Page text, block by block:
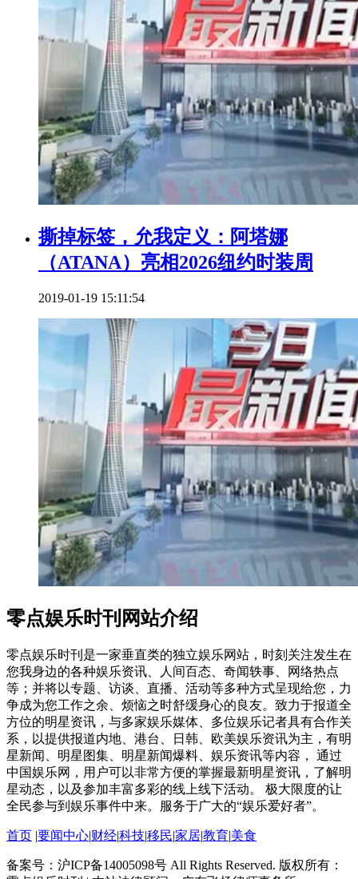
撕掉标签，允我定义：阿塔娜
（ATANA）亮相2026纽约时装周
2019-01-19 15:11:54
零点娱乐时刊网站介绍
零点娱乐时刊是一家垂直类的独立娱乐网站，时刻关注发生在
您我身边的各种娱乐资讯、人间百态、奇闻轶事、网络热点
等；并将以专题、访谈、直播、活动等多种方式呈现给您，力
争成为您工作之余、烦恼之时舒缓身心的良友。致力于报道全
方位的明星资讯，与多家娱乐媒体、多位娱乐记者具有合作关
系，以提供报道内地、港台、日韩、欧美娱乐资讯为主，有明
星新闻、明星图集、明星新闻爆料、娱乐资讯等内容， 通过
中国娱乐网，用户可以非常方便的掌握最新明星资讯，了解明
星动态，以及参加丰富多彩的线上线下活动。 极大限度的让
全民参与到娱乐事件中来。服务于广大的“娱乐爱好者”。
首页 |要闻中心|财经|科技|移民|家居|教育|美食
备案号：沪ICP备14005098号 All Rights Reserved. 版权所有：